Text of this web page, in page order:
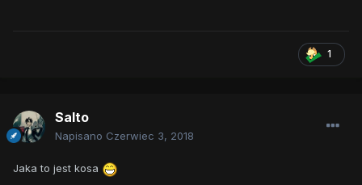
1
Salto
Napisano Czerwiec 3, 2018
Jaka to jest kosa